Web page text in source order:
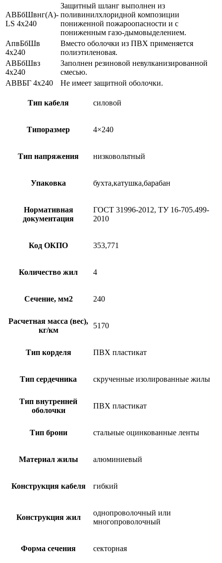
АВБбШвнг(А)-
LS 4х240
Защитный шланг выполнен из
поливинилхлоридной композиции
пониженной пожароопасности и с
пониженным газо-дымовыделением.
АпвБбШв
4х240
Вместо оболочки из ПВХ применяется
полиэтиленовая.
АВБбШвз
4х240
Заполнен резиновой невулканизированной
смесью.
АВВБГ 4х240
Не имеет защитной оболочки.
Тип кабеля силовой
Типоразмер 4×240
Тип напряжения низковольтный
Упаковка бухта,катушка,барабан
Нормативная
документация
ГОСТ 31996-2012, ТУ 16-705.499-
2010
Код ОКПО 353,771
Количество жил 4
Сечение, мм2 240
Расчетная масса (вес),
кг/км
5170
Тип корделя ПВХ пластикат
Тип сердечника скрученные изолированные жилы
Тип внутренней
оболочки
ПВХ пластикат
Тип брони стальные оцинкованные ленты
Материал жилы алюминиевый
Конструкция кабеля гибкий
Конструкция жил
однопроволочный или
многопроволочный
Форма сечения секторная